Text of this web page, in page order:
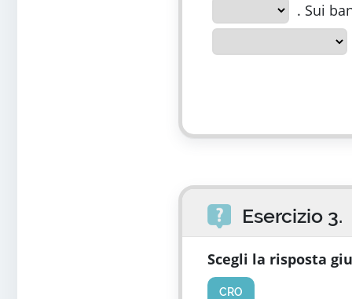
. Sui
Esercizio 3.
Scegli la risposta
CRO